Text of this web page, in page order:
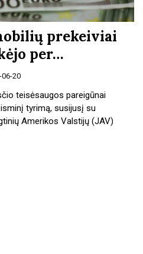
prekeiviai
per…
06-20
teisėsaugos pareigūnai
tyrimą, susijusį su
Amerikos Valstijų (JAV)